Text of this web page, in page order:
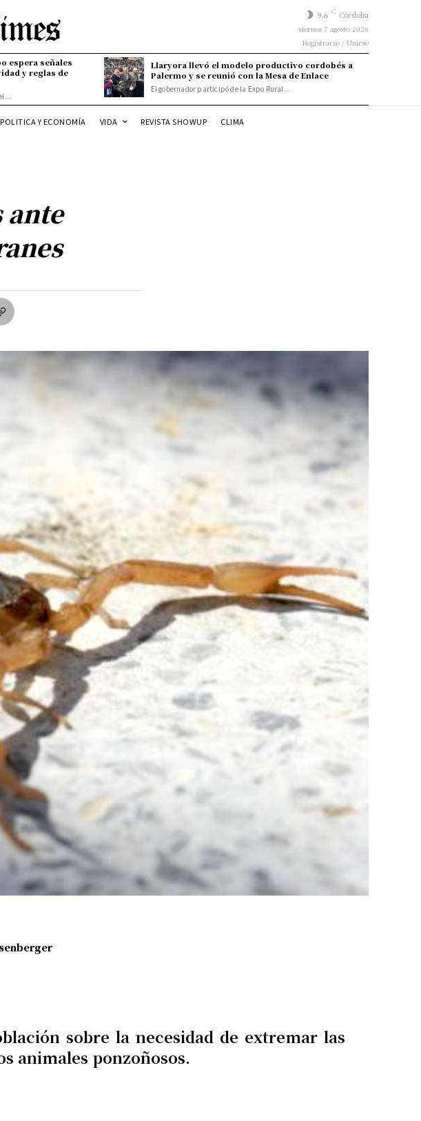
9.6 C Córdoba
viernes 7 agosto 2026
Registrarse / Unirse
espera señales
y reglas de
Llaryora llevó el modelo productivo cordobés a
Palermo y se reunió con la Mesa de Enlace
El gobernador participó de la Expo Rural...
POLITICA Y ECONOMÍA VIDA REVISTA SHOWUP CLIMA
ante
sobre la necesidad de extremar las
animales ponzoñosos.